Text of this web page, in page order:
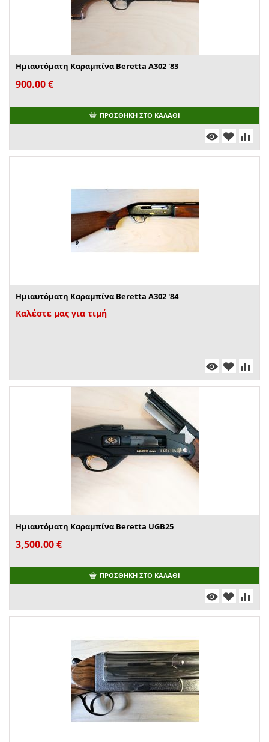
Ημιαυτόματη Καραμπίνα Beretta A302 '83
900.00€
ΠΡΟΣΘΉΚΗ ΣΤΟ ΚΑΛΆΘΙ
Ημιαυτόματη Καραμπίνα Beretta A302 '84
Καλέστε μας για τιμή
Ημιαυτόματη Καραμπίνα Beretta UGB25
3,500.00€
ΠΡΟΣΘΉΚΗ ΣΤΟ ΚΑΛΆΘΙ